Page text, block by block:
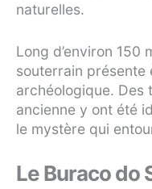
naturelles.
Long d’environ 150
souterrain présente
archéologique. Des
ancienne y ont été
le mystère qui
Le Buraco do